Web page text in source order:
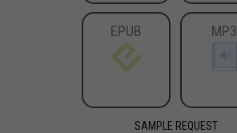
EPUB MP3
SAMPLE REQUEST